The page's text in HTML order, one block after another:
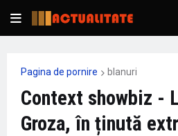
Pagina de pornire blanuri
Context showbiz -
Groza, în ținută